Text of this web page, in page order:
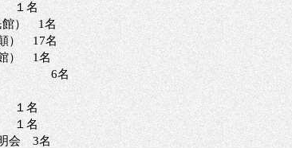
１名
館） 1名
） 17名
） 1名
福島 6名
１名
１名
会 3名